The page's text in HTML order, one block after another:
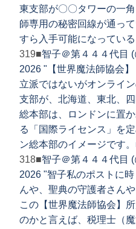
東支部が〇〇タワーの一
師専用の秘密回線が通っ
すら入手可能になってい
319■智子＠第４４４代目
2026 "【世界魔法師協会
立派ではないがオンライ
支部が、北海道、東北、
総本部は、ロンドンに置
る「国際ライセンス」を
ン総本部のイメージです
318■智子＠第４４４代目
2026 "智子私のポストに
んや、聖典の守護者さん
この【世界魔法師協会】
のかと言えば、税理士（